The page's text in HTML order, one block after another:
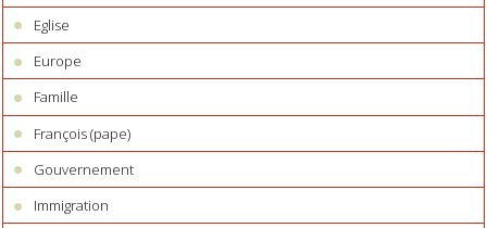
Eglise
Europe
Famille
François (pape)
Gouvernement
Immigration